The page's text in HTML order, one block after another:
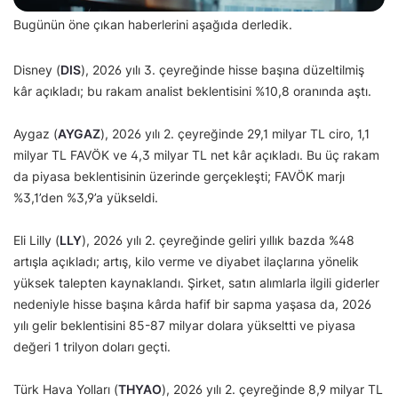
Bugünün öne çıkan haberlerini aşağıda derledik.
Disney (DIS), 2026 yılı 3. çeyreğinde hisse başına düzeltilmiş
kâr açıkladı; bu rakam analist beklentisini %10,8 oranında aştı.
Aygaz (AYGAZ), 2026 yılı 2. çeyreğinde 29,1 milyar TL ciro, 1,1
milyar TL FAVÖK ve 4,3 milyar TL net kâr açıkladı. Bu üç rakam
da piyasa beklentisinin üzerinde gerçekleşti; FAVÖK marjı
%3,1’den %3,9’a yükseldi.
Eli Lilly (LLY), 2026 yılı 2. çeyreğinde geliri yıllık bazda %48
artışla açıkladı; artış, kilo verme ve diyabet ilaçlarına yönelik
yüksek talepten kaynaklandı. Şirket, satın alımlarla ilgili giderler
nedeniyle hisse başına kârda hafif bir sapma yaşasa da, 2026
yılı gelir beklentisini 85-87 milyar dolara yükseltti ve piyasa
değeri 1 trilyon doları geçti.
Türk Hava Yolları (THYAO), 2026 yılı 2. çeyreğinde 8,9 milyar TL